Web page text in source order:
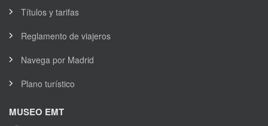
Títulos y tarifas
Reglamento de viajeros
Navega por Madrid
Plano turístico
MUSEO EMT